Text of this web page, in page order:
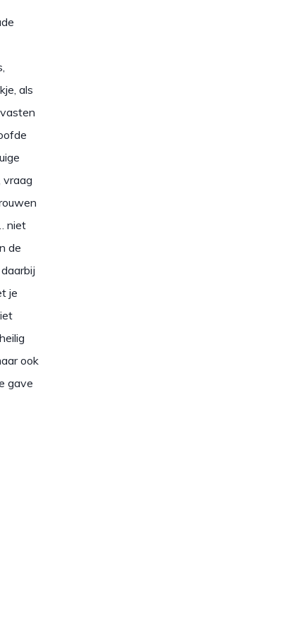
als
vraag
niet
de
je
ook
gave